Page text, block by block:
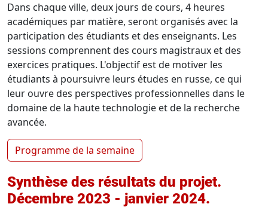
Dans chaque ville, deux jours de cours, 4 heures
académiques par matière, seront organisés avec la
participation des étudiants et des enseignants. Les
sessions comprennent des cours magistraux et des
exercices pratiques. L'objectif est de motiver les
étudiants à poursuivre leurs études en russe, ce qui
leur ouvre des perspectives professionnelles dans le
domaine de la haute technologie et de la recherche
avancée.
Programme de la semaine
Synthèse des résultats du projet.
Décembre 2023 - janvier 2024.